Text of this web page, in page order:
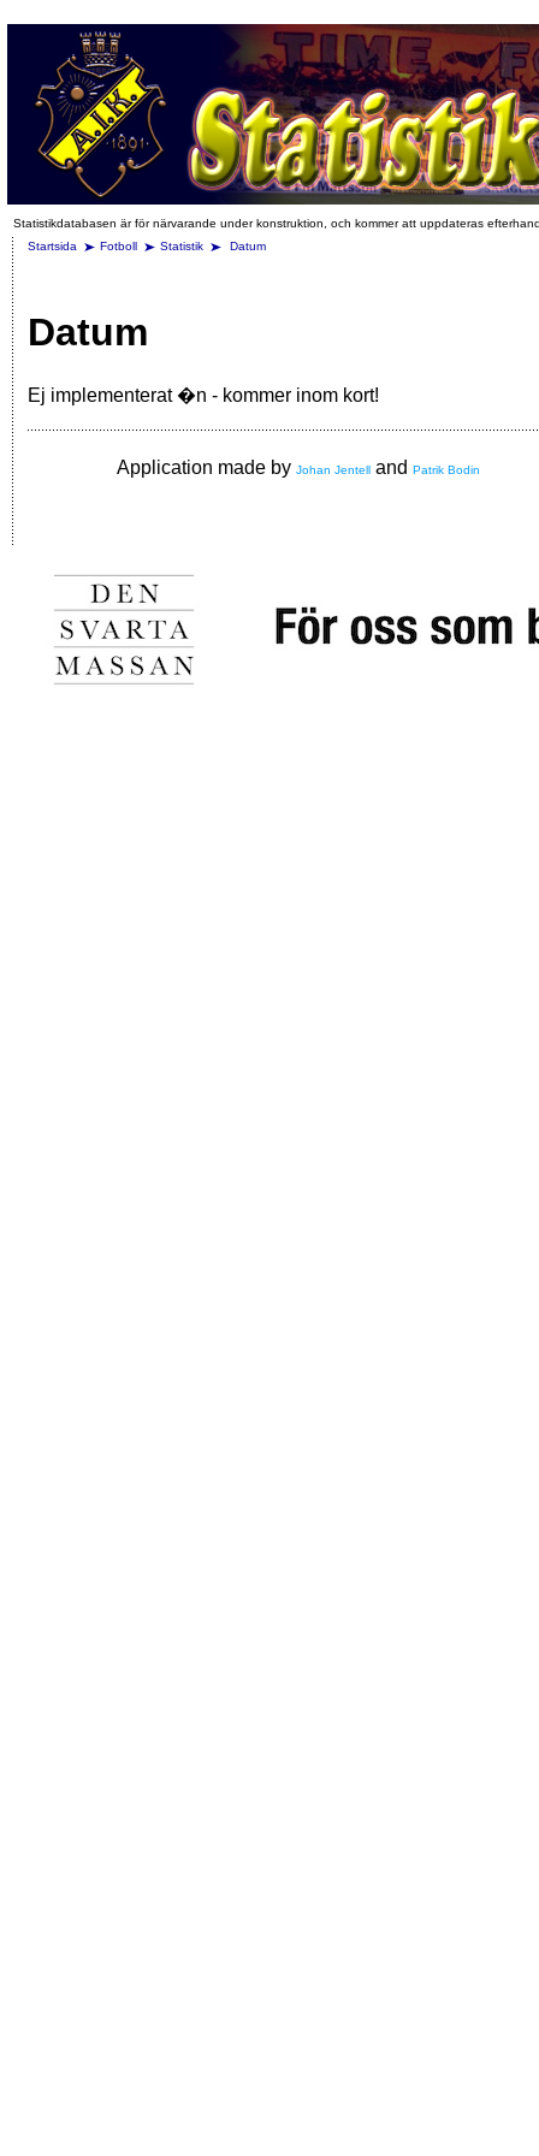
Statistikdatabasen är för närvarande under konstruktion, och kommer att uppdateras
Startsida
Fotboll Statistik Datum
Datum
Ej implementerat �n - kommer inom kort!
Application made by Johan Jentell and Patrik Bodin